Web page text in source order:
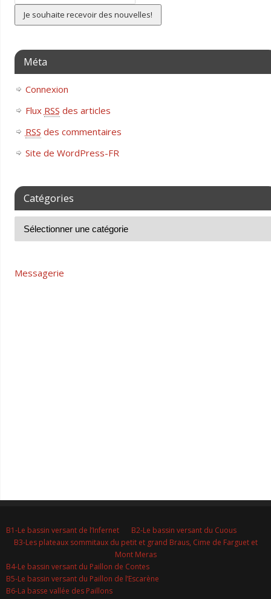
Méta
Connexion
Flux RSS des articles
RSS des commentaires
Site de WordPress-FR
Catégories
Messagerie
B1-Le bassin versant de l’Infernet
B2-Le bassin versant du Cuous
B3-Les plateaux sommitaux du petit et grand Braus, Cime de Farguet et
Mont Meras
B4-Le bassin versant du Paillon de Contes
B5-Le bassin versant du Paillon de l’Escarène
B6-La basse vallée des Paillons